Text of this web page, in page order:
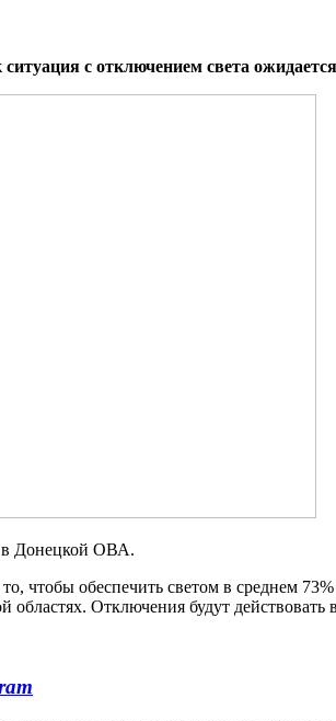
с отключением света ожидается
в Донецкой ОВА.
чтобы обеспечить светом в среднем
Отключения будут